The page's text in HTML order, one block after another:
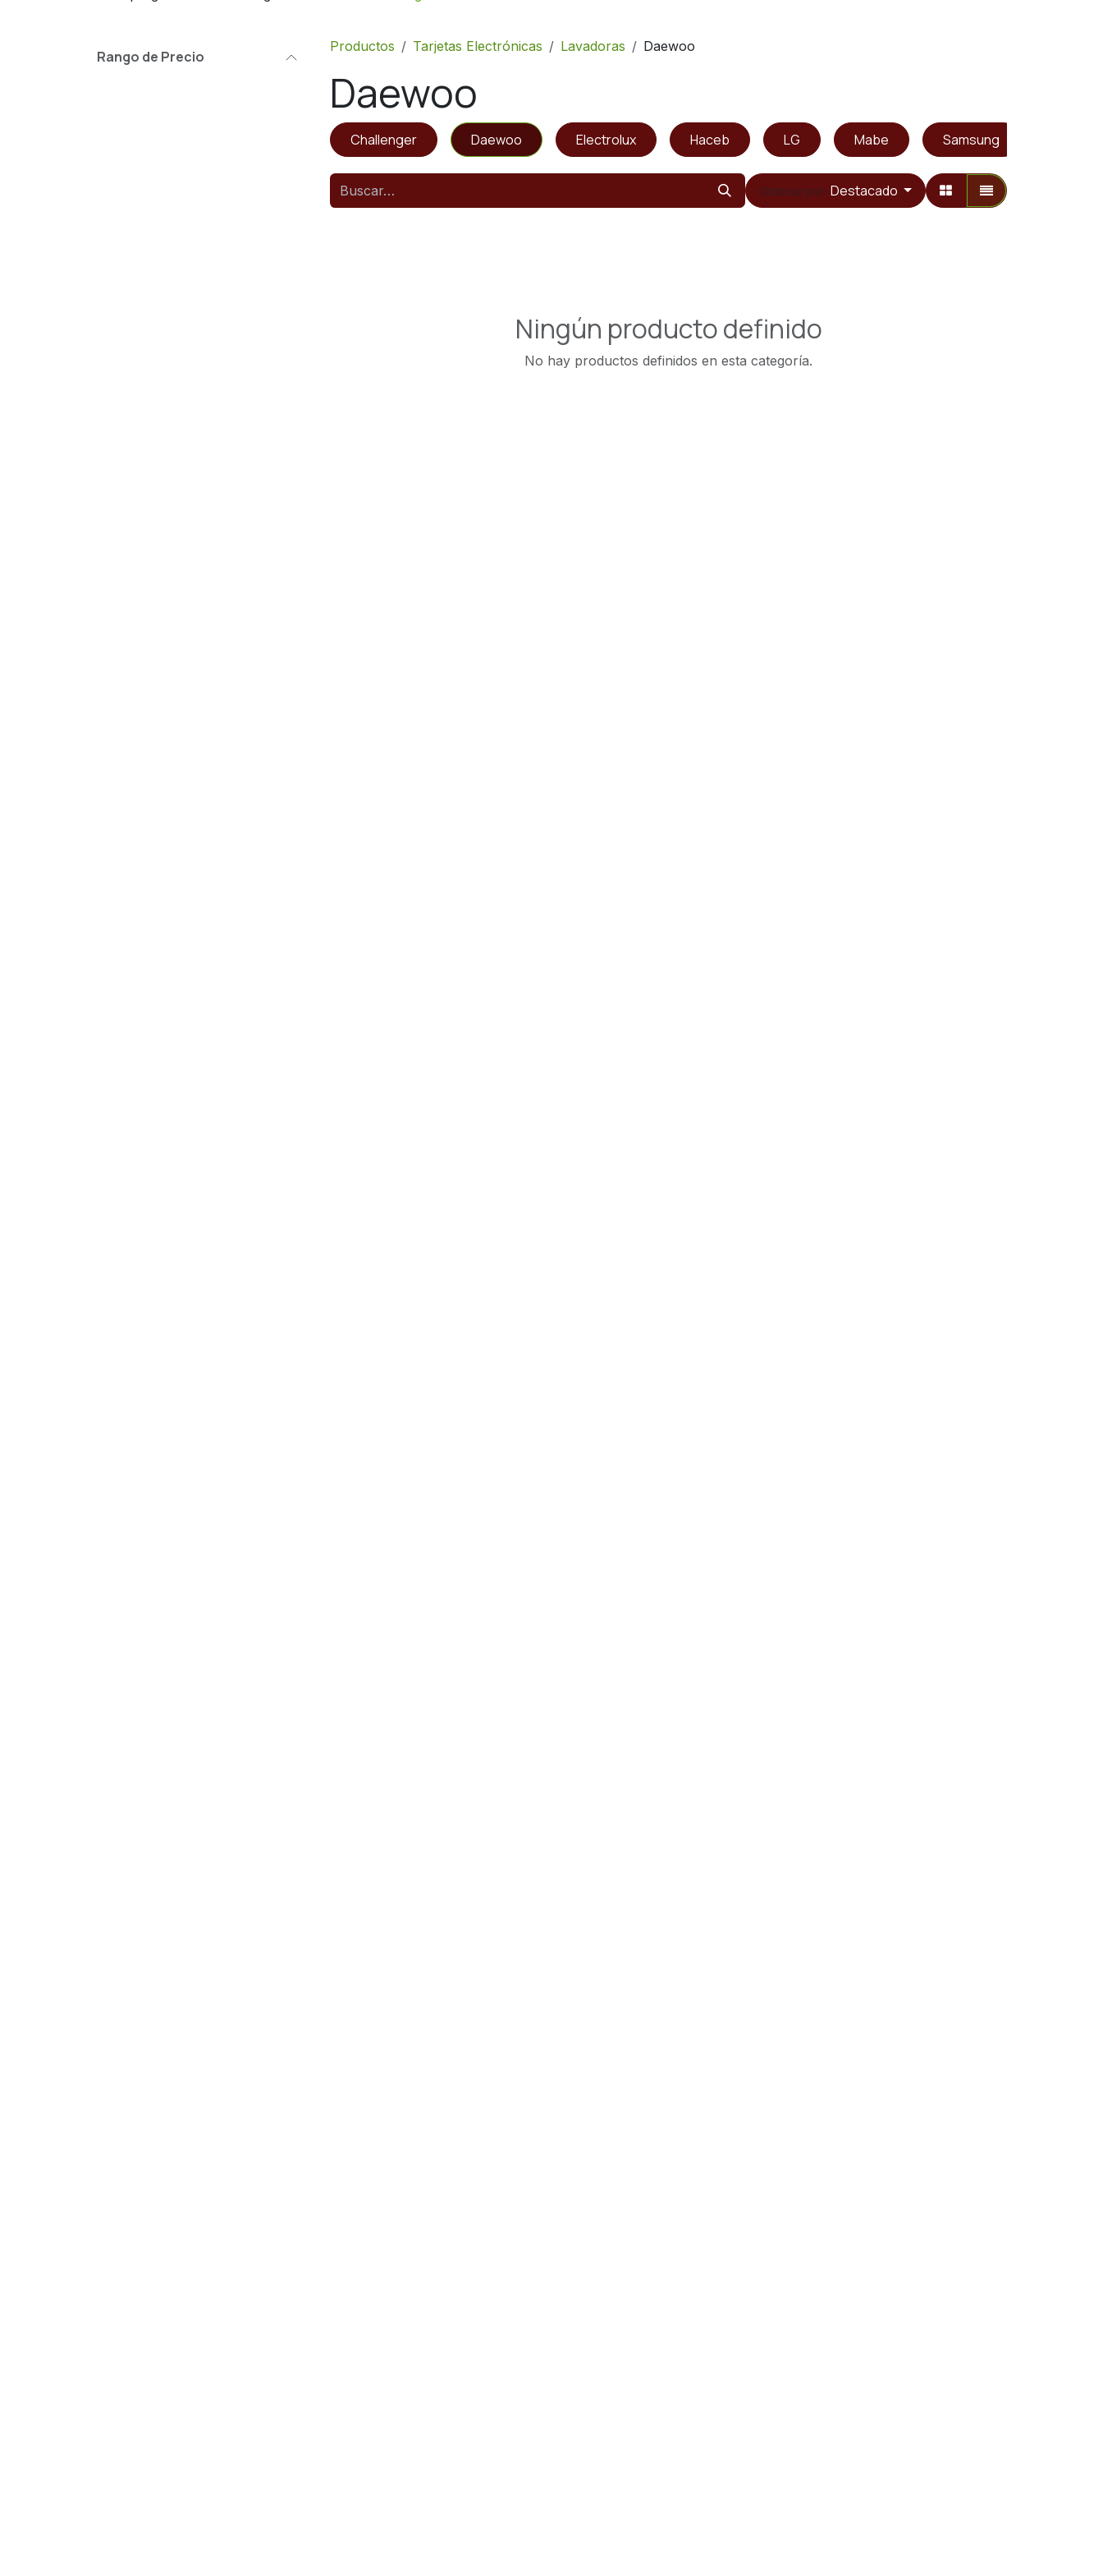
Rango de Precio
Productos Tarjetas Electrónicas Lavadoras Daewoo
Daewoo
Challenger Daewoo Electrolux Haceb LG Mabe Samsung
Ordenar por: Destacado
Ningún producto definido
No hay productos definidos en esta categoría.